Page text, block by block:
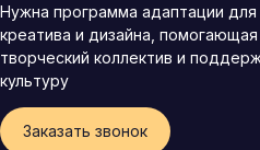
Нужна программа адаптации
креатива и дизайна,
творческий коллектив и
культуру
Заказать звонок